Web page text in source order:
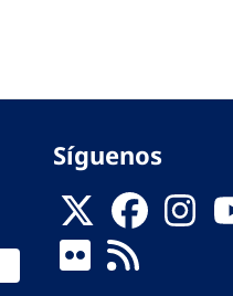
Síguenos